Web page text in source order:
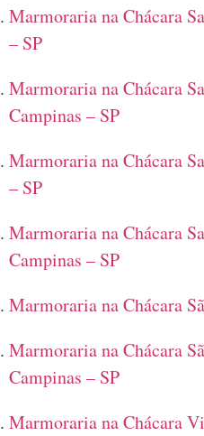
Marmoraria na Chácara
– SP
Marmoraria na Chácara
Campinas – SP
Marmoraria na Chácara
– SP
Marmoraria na Chácara
Campinas – SP
Marmoraria na Chácara
Marmoraria na Chácara
Campinas – SP
Marmoraria na Chácara